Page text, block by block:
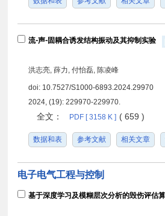
流⁃声⁃固耦合诱发结构振动及其抑制实验
洪志亮, 薛力, 付怡磊, 陈凌峰
doi: 10.7527/S1000-6893.2024.29970
2024, (19): 229970-229970.
全文： PDF [ 3158 K ] ( 659 )
数据和表 参考文献 相关文章
电子电气工程与控制
基于深度学习及模糊层次分析的毁伤评估